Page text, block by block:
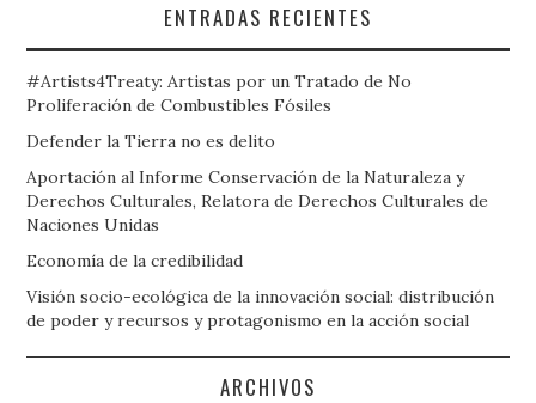
ENTRADAS RECIENTES
#Artists4Treaty: Artistas por un Tratado de No
Proliferación de Combustibles Fósiles
Defender la Tierra no es delito
Aportación al Informe Conservación de la Naturaleza y
Derechos Culturales, Relatora de Derechos Culturales de
Naciones Unidas
Economía de la credibilidad
Visión socio-ecológica de la innovación social: distribución
de poder y recursos y protagonismo en la acción social
ARCHIVOS